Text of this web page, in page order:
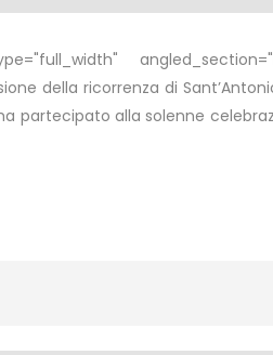
della ricorrenza di
partecipato alla solenne